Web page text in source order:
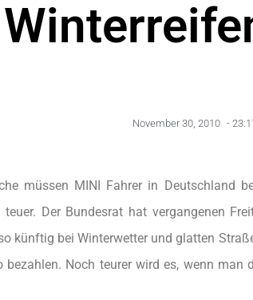
November 30, 2010 -
müssen MINI Fahrer in Deutschland
Der Bundesrat hat vergangenen
künftig bei Winterwetter und glatten
bezahlen. Noch teurer wird es, wenn man